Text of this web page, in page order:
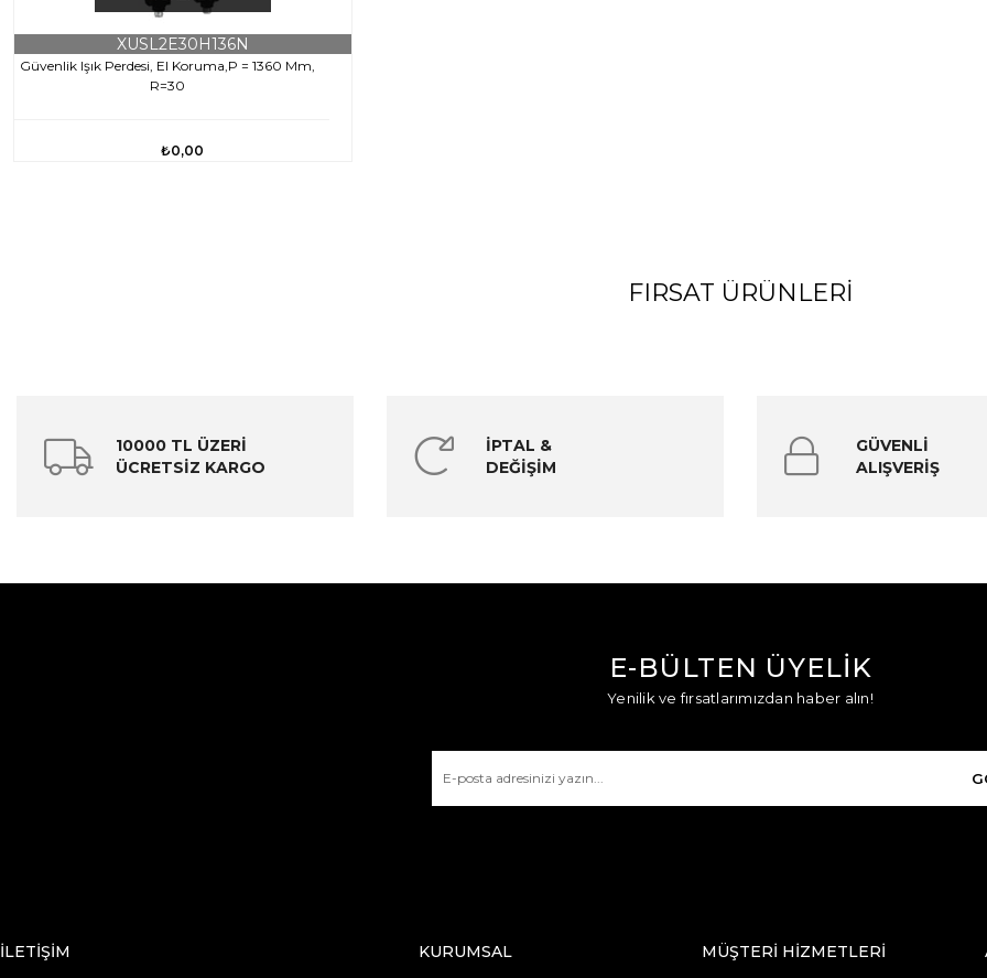
Güvenlik Işık Perdesi, El Koruma,P = 1360 Mm,
R=30
XUSL2E30H136N
₺0,00
FIRSAT ÜRÜNLERI
10000 TL ÜZERİ
ÜCRETSİZ KARGO
İPTAL &
DEĞİŞİM
GÜVENLİ
ALIŞVERİŞ
E-BÜLTEN ÜYELİK
Yenilik ve fırsatlarımızdan haber alın!
İLETİŞİM KURUMSAL MÜŞTERİ HİZMETLERİ